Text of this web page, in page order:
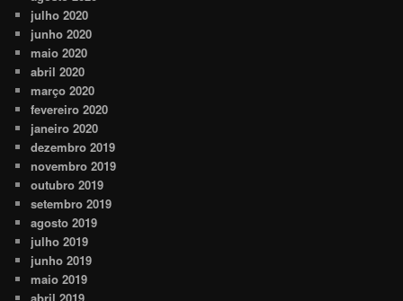
julho 2020
junho 2020
maio 2020
abril 2020
março 2020
fevereiro 2020
janeiro 2020
dezembro 2019
novembro 2019
outubro 2019
setembro 2019
agosto 2019
julho 2019
junho 2019
maio 2019
abril 2019